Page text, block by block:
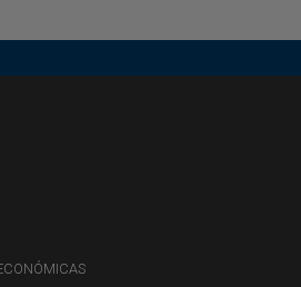
son las siguientes:
en caja de los establecimientos
al efectivo en caja de